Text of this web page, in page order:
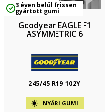
3 éven belül frissen
gyártott gumi
Goodyear EAGLE F1
ASYMMETRIC 6
245/45 R19 102Y
NYÁRI GUMI